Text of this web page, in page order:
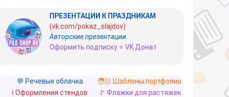
ПРЕЗЕНТАЦИИ К ПРАЗДНИКАМ
(vk.com/pokaz_slajdov)
Авторские презентации.
Оформить подписку ⭐ VK Донат
💬 Речевые облачка
🧑🏻 Шаблоны портфолио
ℹ️ Оформления стендов
🚩 Флажки для растяжек